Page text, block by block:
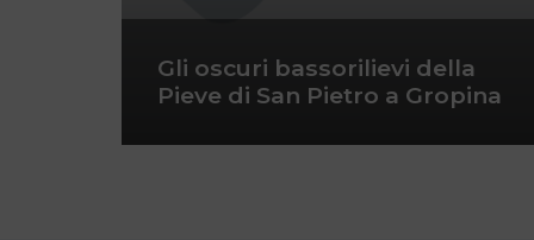
Gli oscuri bassorilievi della
Pieve di San Pietro a Gropina